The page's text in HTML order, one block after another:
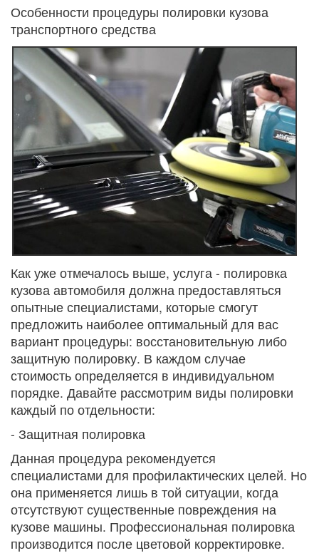
Особенности процедуры полировки кузова
транспортного средства
Как уже отмечалось выше, услуга - полировка
кузова автомобиля должна предоставляться
опытные специалистами, которые смогут
предложить наиболее оптимальный для вас
вариант процедуры: восстановительную либо
защитную полировку. В каждом случае
стоимость определяется в индивидуальном
порядке. Давайте рассмотрим виды полировки
каждый по отдельности:
- Защитная полировка
Данная процедура рекомендуется
специалистами для профилактических целей. Но
она применяется лишь в той ситуации, когда
отсутствуют существенные повреждения на
кузове машины. Профессиональная полировка
производится после цветовой корректировке.